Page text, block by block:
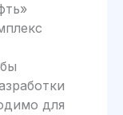
для